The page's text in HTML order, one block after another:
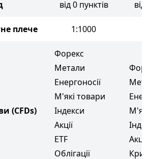
від 0 пунктів від
плече 1:1000
(CFDs)
Форекс
Метали
Енергоносії
М'які товари
Індекси
Акції
ETF
Облігації
Акції